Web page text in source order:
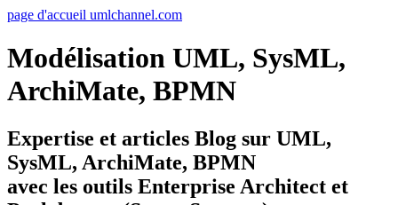
page d'accueil umlchannel.com
Modélisation UML, SysML,
ArchiMate, BPMN
Expertise et articles Blog sur UML,
SysML, ArchiMate, BPMN
avec les outils Enterprise Architect et